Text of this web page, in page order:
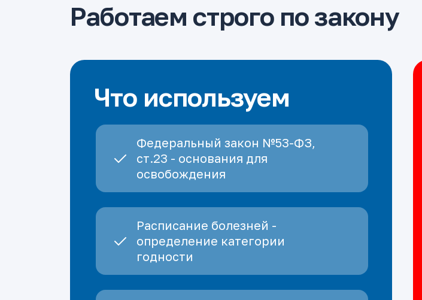
Работаем строго по закону
Что используем
Федеральный закон №53-ФЗ,
ст.23 - основания для
освобождения
Расписание болезней -
определение категории
годности